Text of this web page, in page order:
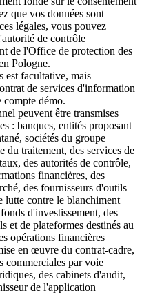
que vos données sont
légales, vous pouvez
de contrôle
de l'Office de protection des
Pologne.
est facultative, mais
de services d'information
compte démo.
peuvent être transmises
: banques, entités proposant
sociétés du groupe
du traitement, des services de
des autorités de contrôle,
financières, des
des fournisseurs d'outils
lutte contre le blanchiment
d'investissement, des
et de plateformes destinés au
opérations financières
en œuvre du contrat-cadre,
commerciales par voie
des cabinets d'audit,
de l'application